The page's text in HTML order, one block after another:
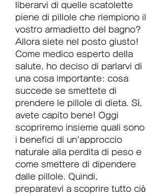
liberarvi di quelle scatolette
piene di pillole che riempiono il
vostro armadietto del bagno?
Allora siete nel posto giusto!
Come medico esperto della
salute, ho deciso di parlarvi di
una cosa importante: cosa
succede se smettete di
prendere le pillole di dieta. Sì,
avete capito bene! Oggi
scopriremo insieme quali sono
i benefici di un'approccio
naturale alla perdita di peso e
come smettere di dipendere
dalle pillole. Quindi,
preparatevi a scoprire tutto ciò